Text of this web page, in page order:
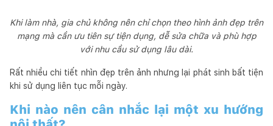
Khi làm nhà, gia chủ không nên chỉ chọn theo hình ảnh đẹp trên
mạng mà cần ưu tiên sự tiện dụng, dễ sửa chữa và phù hợp
với nhu cầu sử dụng lâu dài.
Rất nhiều chi tiết nhìn đẹp trên ảnh nhưng lại phát sinh bất tiện
khi sử dụng liên tục mỗi ngày.
Khi nào nên cân nhắc lại một xu hướng